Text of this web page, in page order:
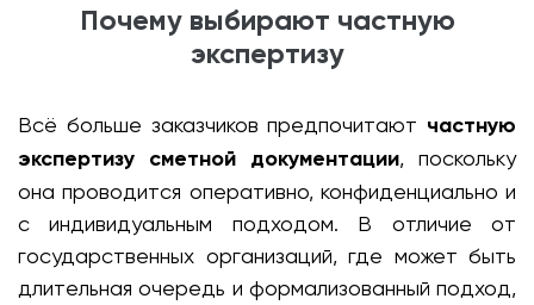
Почему выбирают частную
экспертизу
Всё больше заказчиков предпочитают частную
экспертизу сметной документации, поскольку
она проводится оперативно, конфиденциально и
с индивидуальным подходом. В отличие от
государственных организаций, где может быть
длительная очередь и формализованный подход,